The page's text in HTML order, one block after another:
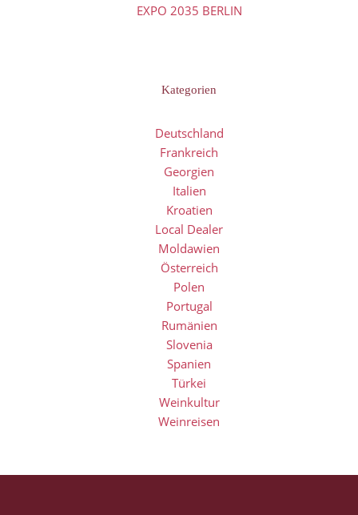
EXPO 2035 BERLIN
Kategorien
Deutschland
Frankreich
Georgien
Italien
Kroatien
Local Dealer
Moldawien
Österreich
Polen
Portugal
Rumänien
Slovenia
Spanien
Türkei
Weinkultur
Weinreisen